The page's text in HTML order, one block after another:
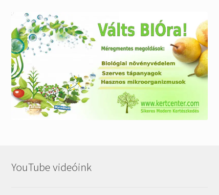
YouTube videóink